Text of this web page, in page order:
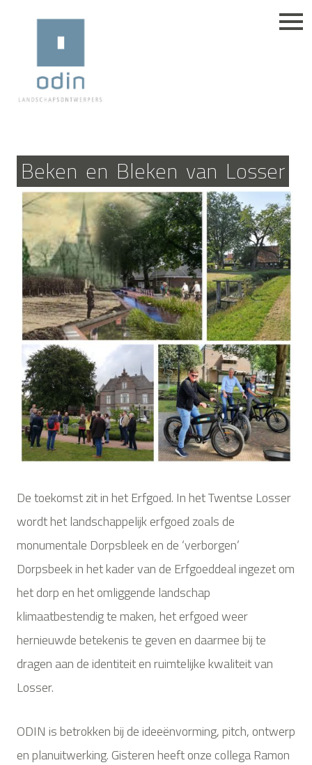
Beken en Bleken van Losser
De toekomst zit in het Erfgoed. In het Twentse Losser
wordt het landschappelijk erfgoed zoals de
monumentale Dorpsbleek en de ‘verborgen’
Dorpsbeek in het kader van de Erfgoeddeal ingezet om
het dorp en het omliggende landschap
klimaatbestendig te maken, het erfgoed weer
hernieuwde betekenis te geven en daarmee bij te
dragen aan de identiteit en ruimtelijke kwaliteit van
Losser.
ODIN is betrokken bij de ideeënvorming, pitch, ontwerp
en planuitwerking. Gisteren heeft onze collega Ramon